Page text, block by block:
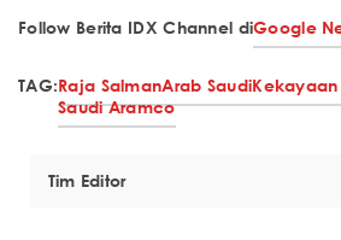
Follow Berita IDX Channel diGoogle
TAG:Raja SalmanArab Saudi
Saudi Aramco
Tim Editor